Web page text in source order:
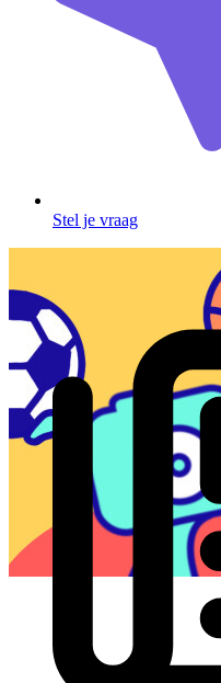
Stel je vraag